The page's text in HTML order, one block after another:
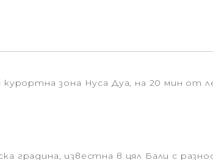
курортна зона Нуса Дуа, на 20 мин от
градина, известна в цял Бали с